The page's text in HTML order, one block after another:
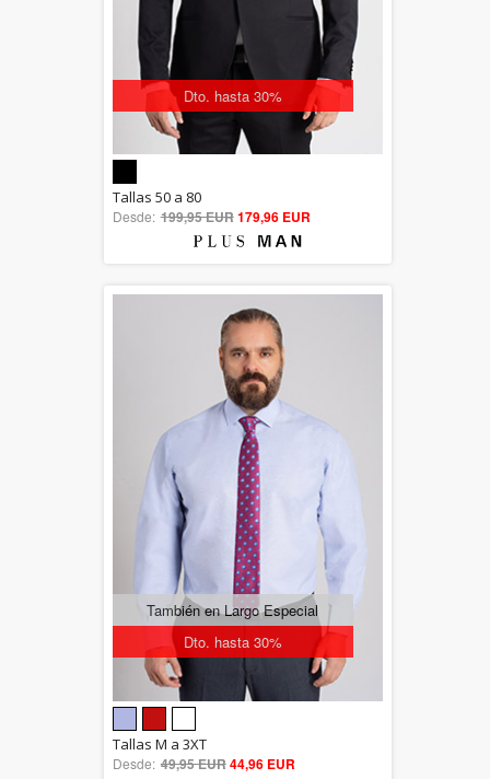
Dto. hasta 30%
out of 5
Tallas 50 a 80
Desde: 199,95 EUR179,96 EUR
Dto. hasta 30%
También en Largo Especial
5.00
out of 5
Tallas M a 3XT
Desde: 49,95 EUR44,96 EUR